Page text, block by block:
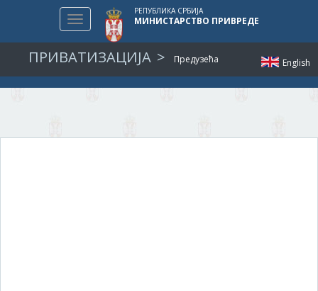
English
Toggle
navigation
РЕПУБЛИКА СРБИЈА
МИНИСТАРСТВО ПРИВРЕДЕ
ПРИВАТИЗАЦИЈА Предузећа